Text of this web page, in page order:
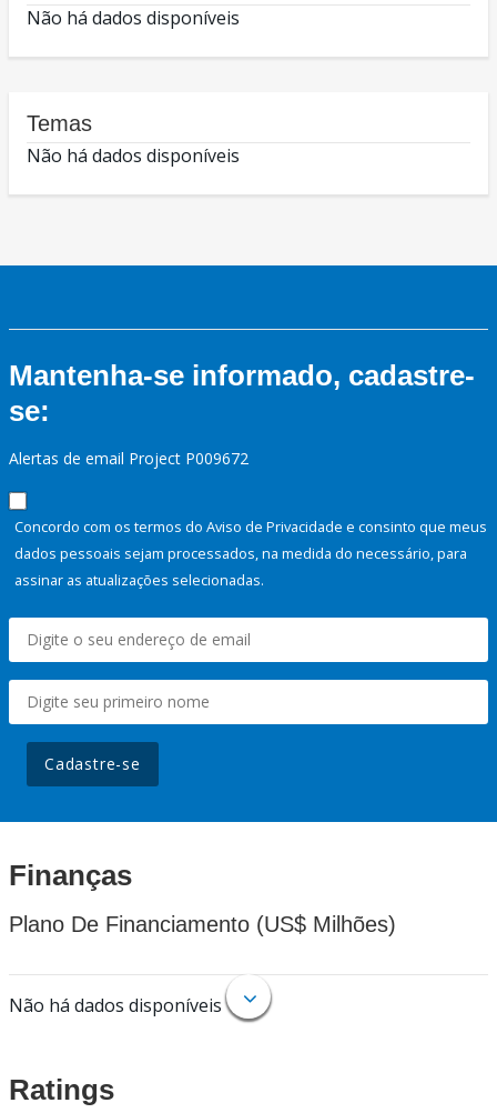
Não há dados disponíveis
Temas
Não há dados disponíveis
Mantenha-se informado, cadastre-
se:
Alertas de email Project P009672
Concordo com os termos do Aviso de Privacidade e consinto que meus
dados pessoais sejam processados, na medida do necessário, para
assinar as atualizações selecionadas.
Cadastre-se
Finanças
Plano De Financiamento (US$ Milhões)
Não há dados disponíveis
Ratings